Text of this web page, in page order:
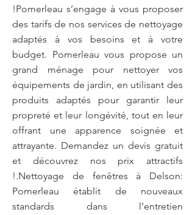
!Pomerleau s’engage à vous proposer
des tarifs de nos services de nettoyage
adaptés à vos besoins et à votre
budget. Pomerleau vous propose un
grand ménage pour nettoyer vos
équipements de jardin, en utilisant des
produits adaptés pour garantir leur
propreté et leur longévité, tout en leur
offrant une apparence soignée et
attrayante. Demandez un devis gratuit
et découvrez nos prix attractifs
!.Nettoyage de fenêtres à Delson:
Pomerleau établit de nouveaux
standards dans l’entretien